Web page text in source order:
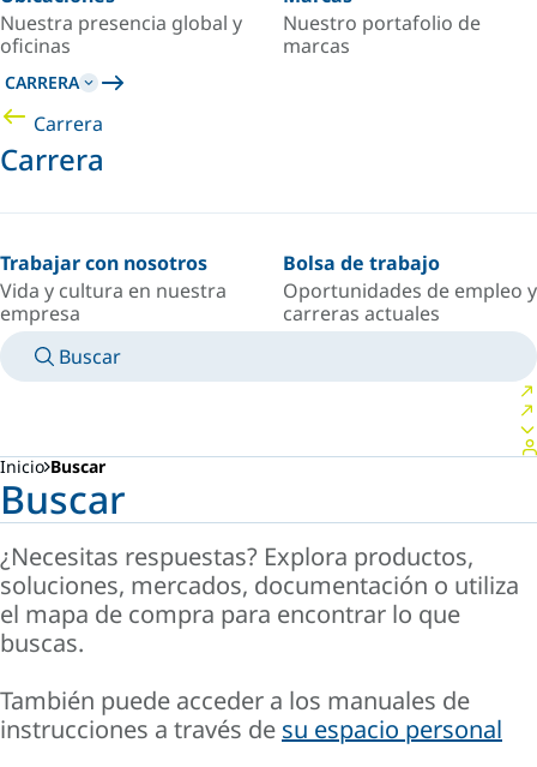
Nuestra presencia global y
oficinas
Nuestro portafolio de
marcas
CARRERA
Carrera
Carrera
Trabajar con nosotros
Vida y cultura en nuestra
empresa
Bolsa de trabajo
Oportunidades de empleo y
carreras actuales
Buscar
Inicio Buscar
Buscar
¿Necesitas respuestas? Explora productos,
soluciones, mercados, documentación o utiliza
el mapa de compra para encontrar lo que
buscas.
También puede acceder a los manuales de
instrucciones a través de su espacio personal